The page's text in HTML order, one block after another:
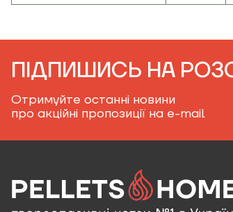
ПІДПИШИСЬ НА
Отримуйте останні новини
про акційні пропозиції на e-mail